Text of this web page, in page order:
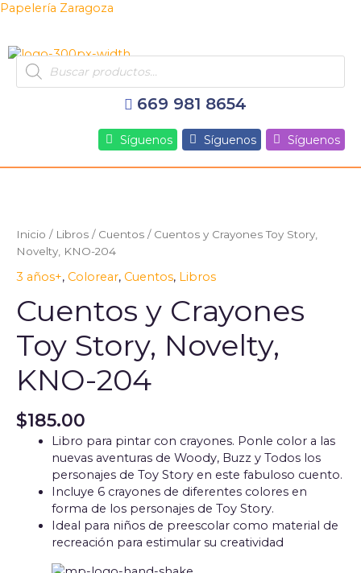
Ir
Papelería Zaragoza
Products
search
669 981 8654
Síguenos Síguenos Síguenos
Inicio / Libros / Cuentos / Cuentos y Crayones Toy Story,
Novelty, KNO-204
3 años+, Colorear, Cuentos, Libros
Cuentos y Crayones
Toy Story, Novelty,
KNO-204
$185.00
Libro para pintar con crayones. Ponle color a las
nuevas aventuras de Woody, Buzz y Todos los
personajes de Toy Story en este fabuloso cuento.
Incluye 6 crayones de diferentes colores en
forma de los personajes de Toy Story.
Ideal para niños de preescolar como material de
recreación para estimular su creatividad
Crayones
Novelty,
204